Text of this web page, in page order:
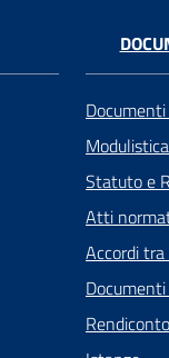
Modulistica
Statuto e
Atti
Accordi